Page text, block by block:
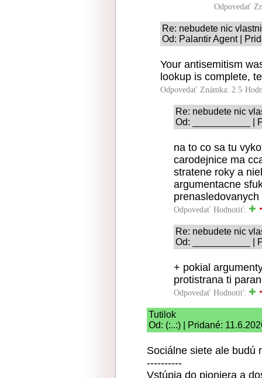
Odpovedať
Re: nebudete nic
Od: Palantir Agent |
Your antisemitism
lookup is complete,
Odpovedať Známka: 2.5
Re: nebudete nic
Od: ___________ |
na to co sa tu
carodejnice ma
stratene roky a
argumentacne
Odpovedať Hodnotiť:
Re: nebudete nic
Od: ___________ |
+ pokial
protistrana ti
Odpovedať Hodnotiť:
Tutilok
Od: (:..:) | Pridané:
Sociálne siete ale budú
----------
Vstúpia do pioniera a